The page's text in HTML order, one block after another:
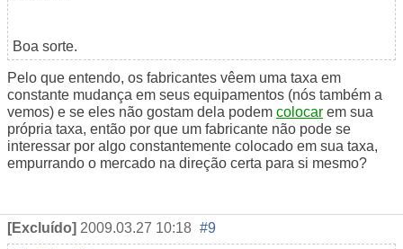
Boa sorte.
Pelo que entendo, os fabricantes vêem uma taxa em
constante mudança em seus equipamentos (nós também a
vemos) e se eles não gostam dela podem colocar em sua
própria taxa, então por que um fabricante não pode se
interessar por algo constantemente colocado em sua taxa,
empurrando o mercado na direção certa para si mesmo?
[Excluído] 2009.03.27 10:18 #9